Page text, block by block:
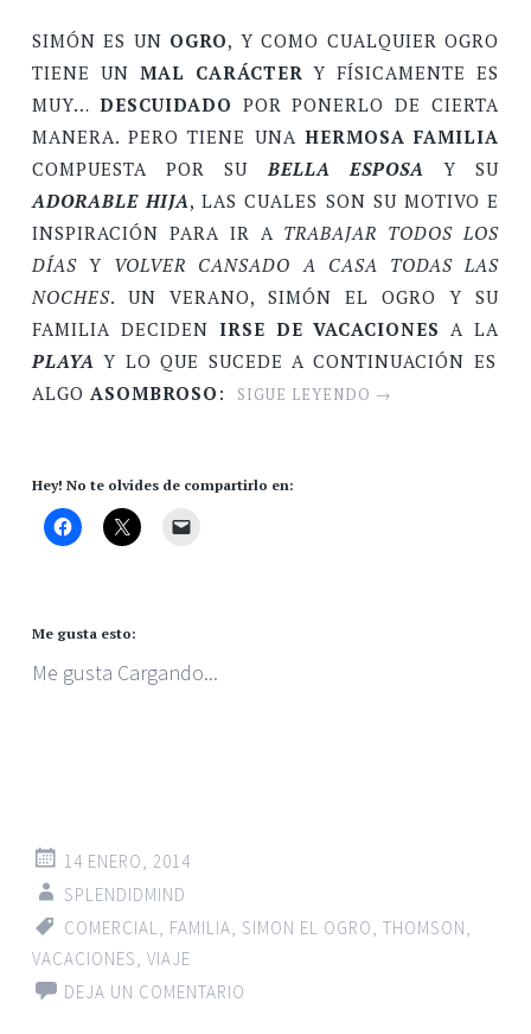
SIMÓN ES UN OGRO, Y COMO CUALQUIER OGRO
TIENE UN MAL CARÁCTER Y FÍSICAMENTE ES
MUY… DESCUIDADO POR PONERLO DE CIERTA
MANERA. PERO TIENE UNA HERMOSA FAMILIA
COMPUESTA POR SU BELLA ESPOSA Y SU
ADORABLE HIJA, LAS CUALES SON SU MOTIVO E
INSPIRACIÓN PARA IR A TRABAJAR TODOS LOS
DÍAS Y VOLVER CANSADO A CASA TODAS LAS
NOCHES. UN VERANO, SIMÓN EL OGRO Y SU
FAMILIA DECIDEN IRSE DE VACACIONES A LA
PLAYA Y LO QUE SUCEDE A CONTINUACIÓN ES
ALGO ASOMBROSO : SIGUE LEYENDO →
Hey! No te olvides de compartirlo en:
Me gusta esto:
Me gusta Cargando...
14 ENERO, 2014
SPLENDIDMIND
COMERCIAL
FAMILIA SIMON EL OGRO THOMSON
VACACIONES VIAJE
DEJA UN COMENTARIO